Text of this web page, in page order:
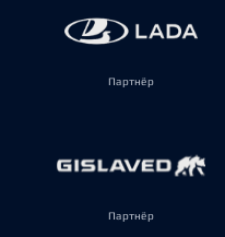
Партнёр
Партнёр